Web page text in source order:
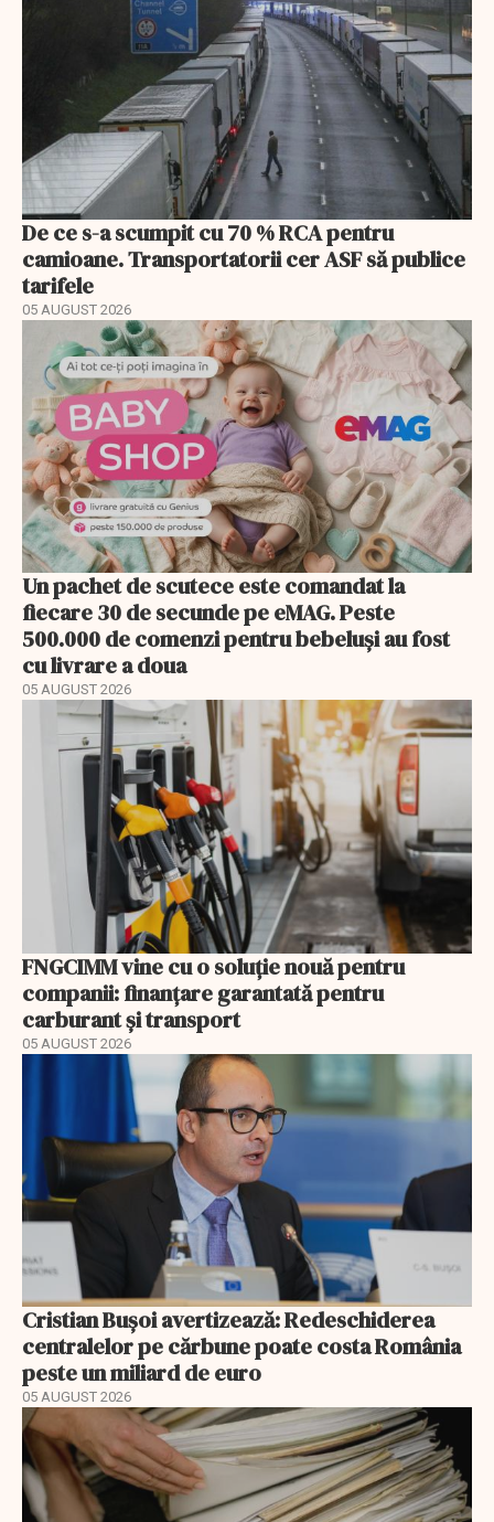
De ce s-a scumpit cu 70 % RCA pentru
camioane. Transportatorii cer ASF să publice
tarifele
05 AUGUST 2026
Un pachet de scutece este comandat la
fiecare 30 de secunde pe eMAG. Peste
500.000 de comenzi pentru bebeluși au fost
cu livrare a doua
05 AUGUST 2026
FNGCIMM vine cu o soluție nouă pentru
companii: finanțare garantată pentru
carburant și transport
05 AUGUST 2026
Cristian Bușoi avertizează: Redeschiderea
centralelor pe cărbune poate costa România
peste un miliard de euro
05 AUGUST 2026